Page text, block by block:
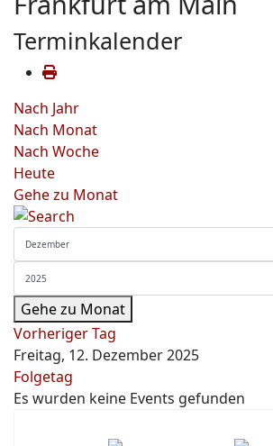
Terminkalender
Nach Jahr
Nach Monat
Nach Woche
Heute
Gehe zu Monat
Gehe zu Monat
Vorheriger Tag
Freitag, 12. Dezember 2025
Folgetag
Es wurden keine Events gefunden